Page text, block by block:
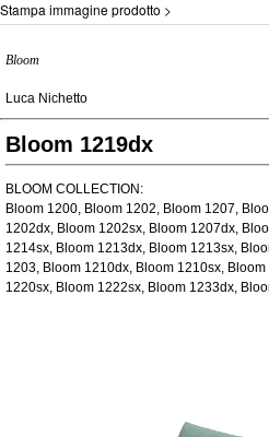
Stampa immagine prodotto >
Bloom
Luca Nichetto
Bloom 1219dx
BLOOM COLLECTION:
Bloom 1200, Bloom 1202, Bloom 1207,
1202dx, Bloom 1202sx, Bloom 1207dx,
1214sx, Bloom 1213dx, Bloom 1213sx,
1203, Bloom 1210dx, Bloom 1210sx,
1220sx, Bloom 1222sx, Bloom 1233dx,